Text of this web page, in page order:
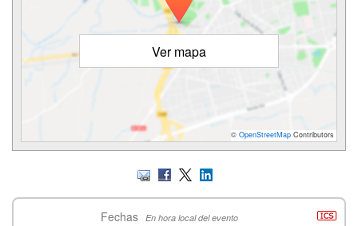
Ver mapa
© OpenStreetMap Contributors
Fechas En hora local del evento